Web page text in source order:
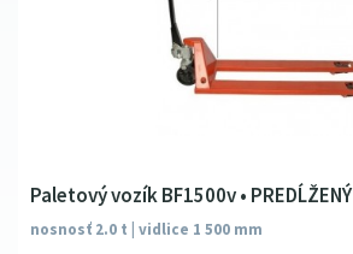
Paletový vozík BF1500v • PREDĹŽENÝ
nosnosť 2.0 t | vidlice 1 500 mm